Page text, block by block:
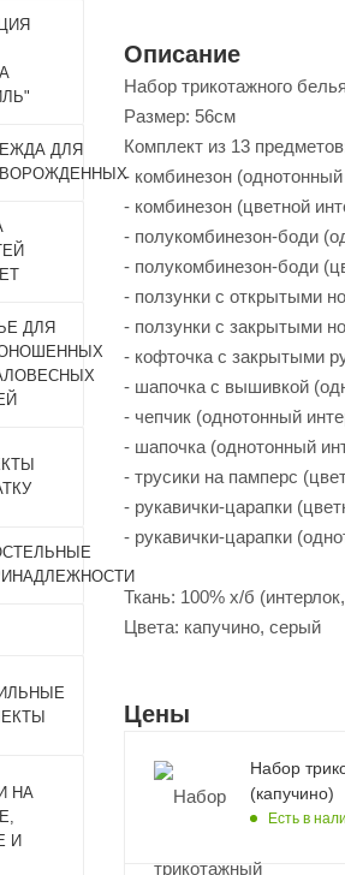
Описание
Набор трикотажного
Размер: 56см
Комплект из 13
- комбинезон
- комбинезон (цветной
- полукомбинезон-боди
- полукомбинезон-боди
- ползунки с открытыми
- ползунки с закрытыми
- кофточка с закрытыми
- шапочка с вышивкой
- чепчик (однотонный
- шапочка (однотонный
- трусики на памперс
- рукавички-царапки
- рукавички-царапки
Ткань: 100% х/б
Цвета: капучино, серый
Цены
Набор
(капучино)
Есть в
ДЛЯ
ДЛЯ
НА
И